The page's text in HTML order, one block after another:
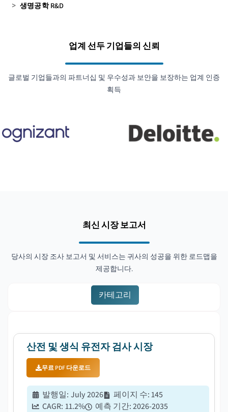
> 생명공학 R&D
업계 선두 기업들의 신뢰
글로벌 기업들과의 파트너십 및 우수성과 보안을 보장하는 업계 인증
획득
최신 시장 보고서
당사의 시장 조사 보고서 및 서비스는 귀사의 성공을 위한 로드맵을
제공합니다.
카테고리
산전 및 생식 유전자 검사 시장
무료 PDF 다운로드
발행일: July 2026 페이지 수:145
CAGR: 11.2% 예측 기간:2026-2035